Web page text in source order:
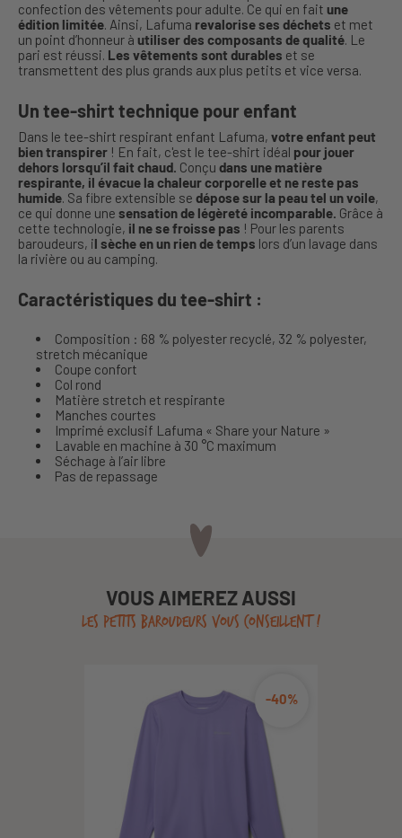
confection des vêtements pour adulte. Ce qui en fait une
édition limitée. Ainsi, Lafuma revalorise ses déchets et met
un point d’honneur à utiliser des composants de qualité. Le
pari est réussi. Les vêtements sont durables et se
transmettent des plus grands aux plus petits et vice versa.
Un tee-shirt technique pour enfant
Dans le tee-shirt respirant enfant Lafuma, votre enfant peut
bien transpirer ! En fait, c'est le tee-shirt idéal pour jouer
dehors lorsqu’il fait chaud. Conçu dans une matière
respirante, il évacue la chaleur corporelle et ne reste pas
humide. Sa fibre extensible se dépose sur la peau tel un voile,
ce qui donne une sensation de légèreté incomparable. Grâce à
cette technologie, il ne se froisse pas ! Pour les parents
baroudeurs, il sèche en un rien de temps lors d’un lavage dans
la rivière ou au camping.
Caractéristiques du tee-shirt :
Composition : 68 % polyester recyclé, 32 % polyester,
stretch mécanique
Coupe confort
Col rond
Matière stretch et respirante
Manches courtes
Imprimé exclusif Lafuma « Share your Nature »
Lavable en machine à 30 °C maximum
Séchage à l’air libre
Pas de repassage
VOUS AIMEREZ AUSSI
LES PETITS BAROUDEURS VOUS CONSEILLENT !
-40%